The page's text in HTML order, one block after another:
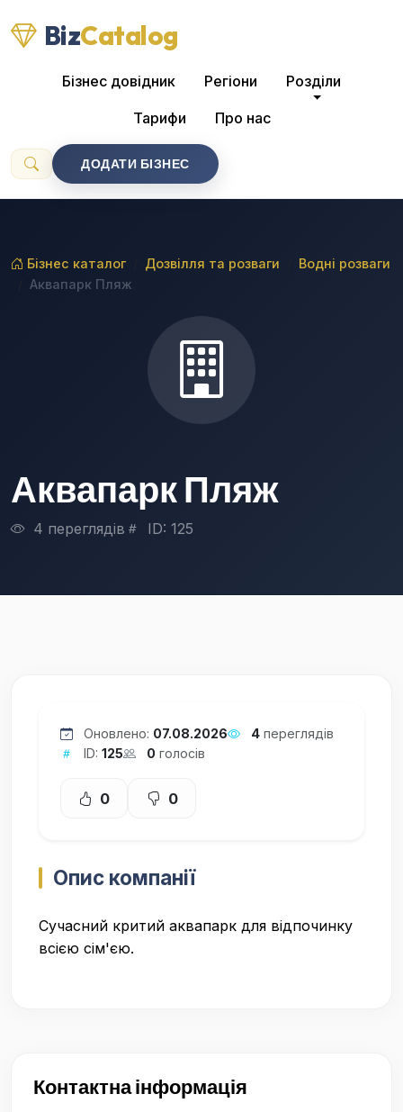
BizCatalog
Бізнес довідник Регіони Розділи
Тарифи Про нас
ДОДАТИ БІЗНЕС
Бізнес каталог Дозвілля та розваги
Водні розваги
Аквапарк Пляж
Аквапарк Пляж
4 переглядів ID: 125
Оновлено: 07.08.2026 4 переглядів
ID: 125 0 голосів
0 0
Опис компанії
Сучасний критий аквапарк для відпочинку
всією сім'єю.
Контактна інформація